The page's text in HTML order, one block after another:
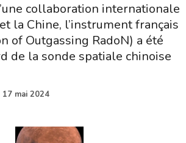
collaboration internationale
la Chine, l’instrument français
of Outgassing RadoN) a été
de la sonde spatiale chinoise
17 mai 2024